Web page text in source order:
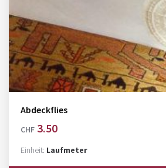
Abdeckflies
CHF 3.50
Einheit: Laufmeter